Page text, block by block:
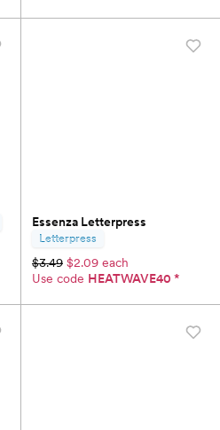
Essenza Letterpress
Letterpress
$3.49 $2.09 each
Use code HEATWAVE40 *